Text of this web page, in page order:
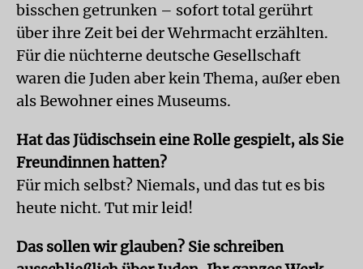
bisschen getrunken – sofort total gerührt
über ihre Zeit bei der Wehrmacht erzählten.
Für die nüchterne deutsche Gesellschaft
waren die Juden aber kein Thema, außer eben
als Bewohner eines Museums.
Hat das Jüdischsein eine Rolle gespielt, als Sie
Freundinnen hatten?
Für mich selbst? Niemals, und das tut es bis
heute nicht. Tut mir leid!
Das sollen wir glauben? Sie schreiben